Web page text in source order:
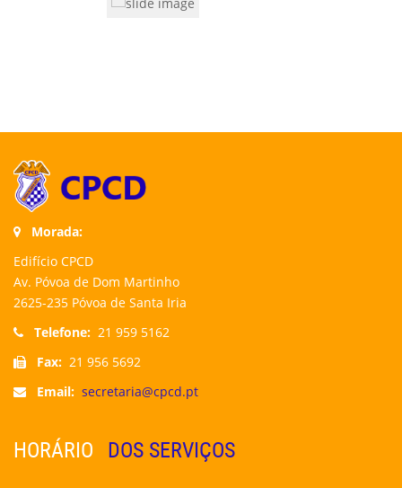
Morada:
Edifício CPCD
Av. Póvoa de Dom Martinho
2625-235 Póvoa de Santa Iria
Telefone: 21 959 5162
Fax: 21 956 5692
Email: secretaria@cpcd.pt
HORÁRIO DOS SERVIÇOS